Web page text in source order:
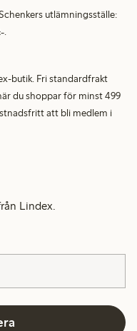
utlämningsställe:
.
butik. Fri standardfrakt
du shoppar för minst 499
att bli medlem i
Lindex.